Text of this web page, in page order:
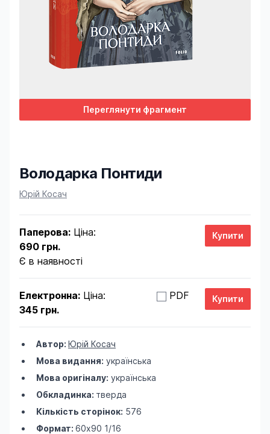
Переглянути фрагмент
Володарка Понтиди
Product information
Юрій Косач
Паперова: Ціна:
690 грн.
Є в наявності
Електронна: Ціна:
345 грн.
PDF
Автор: Юрій Косач
Мова видання: українська
Мова оригіналу: українська
Обкладинка: тверда
Кількість сторінок: 576
Формат: 60х90 1/16